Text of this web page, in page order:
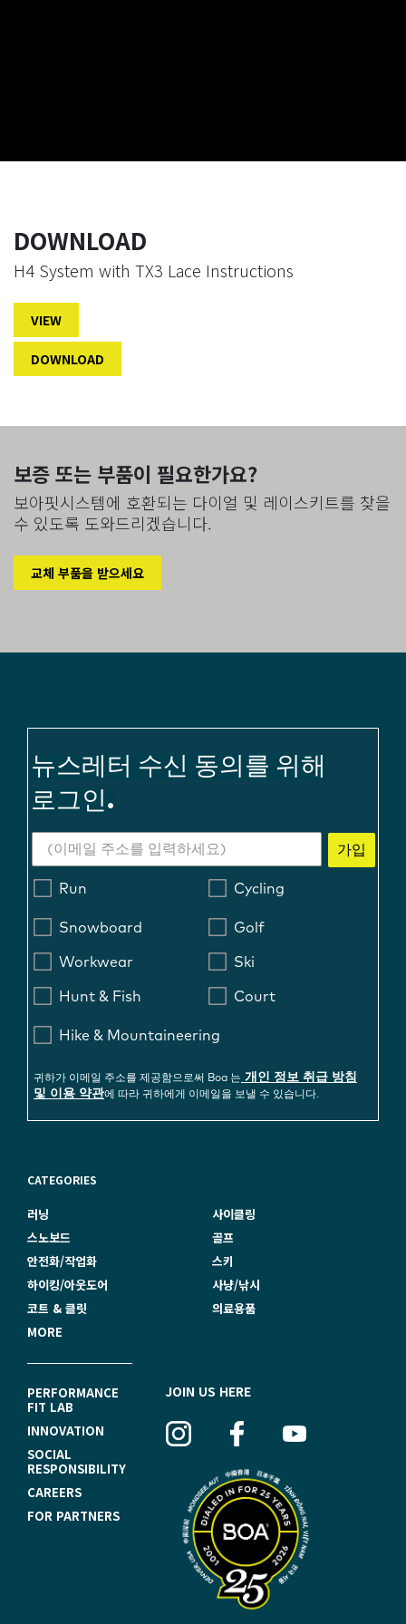
DOWNLOAD
H4 System with TX3 Lace Instructions
VIEW
DOWNLOAD
보증 또는 부품이 필요한가요?
보아핏시스템에 호환되는 다이얼 및 레이스키트를 찾을
수 있도록 도와드리겠습니다.
교체 부품을 받으세요
뉴스레터 수신 동의를 위해
로그인.
가입
Run Cycling
Snowboard Golf
Workwear Ski
Hunt & Fish Court
Hike & Mountaineering
귀하가 이메일 주소를 제공함으로써 Boa 는 개인 정보 취급 방침
및 이용 약관에 따라 귀하에게 이메일을 보낼 수 있습니다.
CATEGORIES
러닝
사이클링
스노보드
골프
안전화/작업화
스키
하이킹/아웃도어
사냥/낚시
코트 & 클릿
의료용품
MORE
F
O
O
T
E
PERFORMANCE
FIT LAB
INNOVATION
SOCIAL
RESPONSIBILITY
CAREERS
FOR PARTNERS
JOIN US HERE